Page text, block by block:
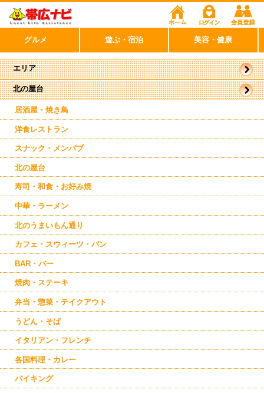
北の屋台
居酒屋・焼き鳥
洋食レストラン
スナック・メンパブ
北の屋台
寿司・和食・お好み焼
中華・ラーメン
北のうまいもん通り
カフェ・スウィーツ・パン
BAR・バー
焼肉・ステーキ
弁当・惣菜・テイクアウト
うどん・そば
イタリアン・フレンチ
各国料理・カレー
バイキング
エリア
帯広市
駅周辺
グルメ 遊ぶ・宿泊 美容・健康